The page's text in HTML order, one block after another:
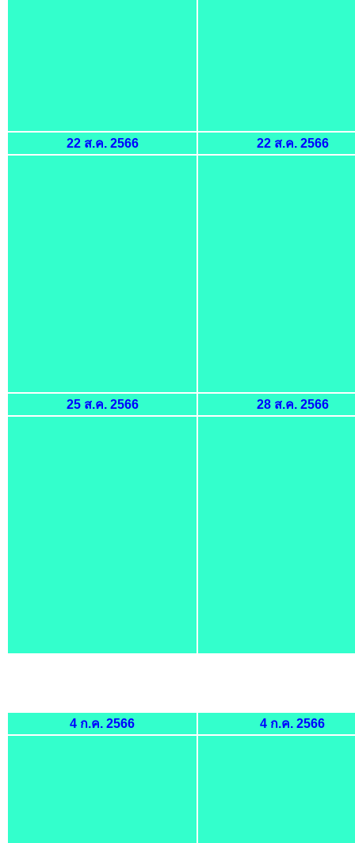
22 ส.ค. 2566 22 ส.ค. 2566
25 ส.ค. 2566 28 ส.ค. 2566
4 ก.ค. 2566 4 ก.ค. 2566